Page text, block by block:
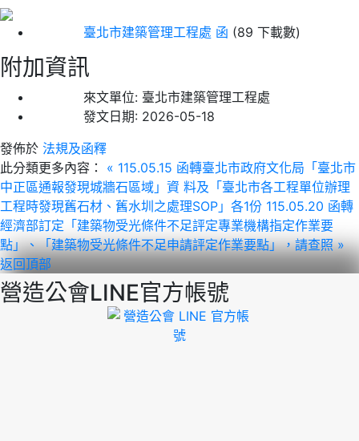
臺北市建築管理工程處 函 (89 下載數)
附加資訊
來文單位: 臺北市建築管理工程處
發文日期: 2026-05-18
發佈於 法規及函釋
此分類更多內容：
« 115.05.15 函轉臺北市政府文化局「臺北市
中正區通報發現城牆石區域」資 料及「臺北市各工程單位辦理
工程時發現舊石材、舊水圳之處理SOP」各1份 115.05.20 函轉
經濟部訂定「建築物受光條件不足評定專業機構指定作業要
點」、「建築物受光條件不足申請評定作業要點」，請查照 »
返回頂部
營造公會LINE官方帳號